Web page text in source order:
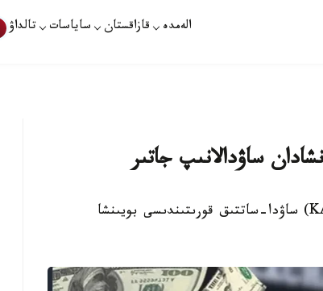
الەمدە قازاقستان ساياسات تالداۋ
ساۋدالانىپ جاتىر
الماتى. KAZINFORM - قازاقستان قور بيرجاسىنداعى (KASE) ساۋدا-ساتتىق قورىتىندىسى بويىنشا